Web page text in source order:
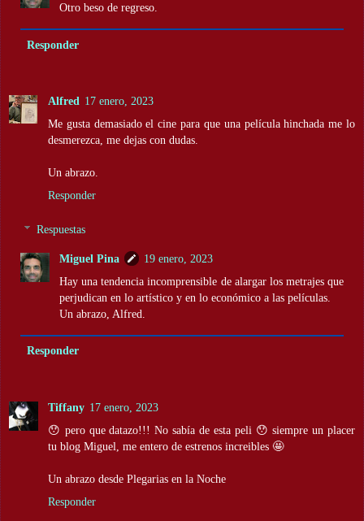
Otro beso de regreso.
Responder
Alfred 17 enero, 2023
Me gusta demasiado el cine para que una película hinchada me lo
desmerezca, me dejas con dudas.
Un abrazo.
Responder
Respuestas
Miguel Pina
19 enero, 2023
Hay una tendencia incomprensible de alargar los metrajes que
perjudican en lo artístico y en lo económico a las películas.
Un abrazo, Alfred.
Responder
Tiffany 17 enero, 2023
😯 pero que datazo!!! No sabía de esta peli 😯 siempre un placer
tu blog Miguel, me entero de estrenos increibles 🤩
Un abrazo desde Plegarias en la Noche
Responder